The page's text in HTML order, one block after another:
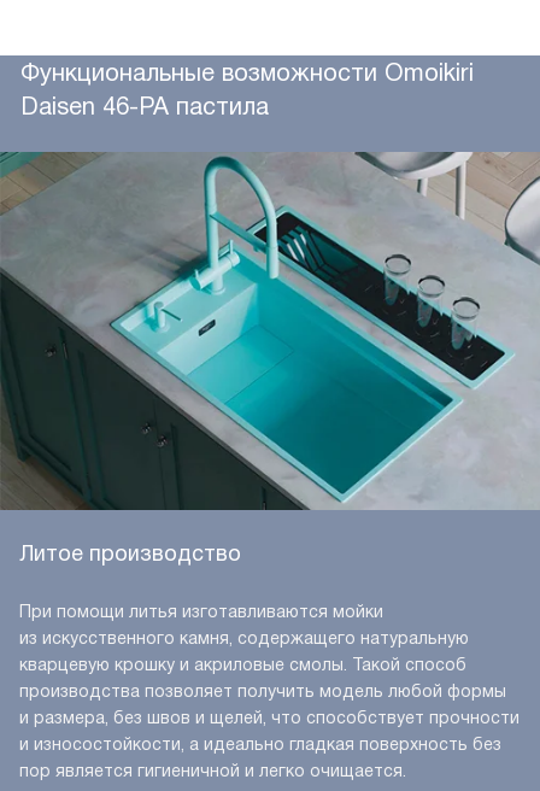
Функциональные возможности Omoikiri
Daisen 46-PA пастила
Литое производство
При помощи литья изготавливаются мойки
из искусственного камня, содержащего натуральную
кварцевую крошку и акриловые смолы. Такой способ
производства позволяет получить модель любой формы
и размера, без швов и щелей, что способствует прочности
и износостойкости, а идеально гладкая поверхность без
пор является гигиеничной и легко очищается.